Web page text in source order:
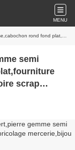
MENU
mercerie,bijou accessoire scrap coffret,boheme
semi
scrap